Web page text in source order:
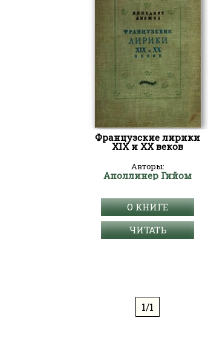
Французские лирики
XIX и XX веков
Авторы:
Аполлинер Гийом
О КНИГЕ
ЧИТАТЬ
1/1